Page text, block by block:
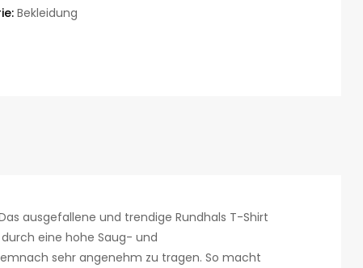
Bekleidung
ausgefallene und trendige Rundhals T-Shirt
eine hohe Saug- und
sehr angenehm zu tragen. So macht